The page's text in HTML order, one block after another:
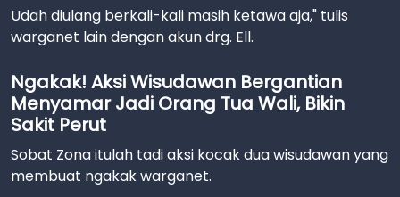
Udah diulang berkali-kali masih ketawa aja," tulis
warganet lain dengan akun drg. Ell.
Ngakak! Aksi Wisudawan Bergantian
Menyamar Jadi Orang Tua Wali, Bikin
Sakit Perut
Sobat Zona itulah tadi aksi kocak dua wisudawan yang
membuat ngakak warganet.